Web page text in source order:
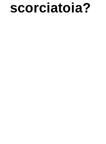
scorciatoia?